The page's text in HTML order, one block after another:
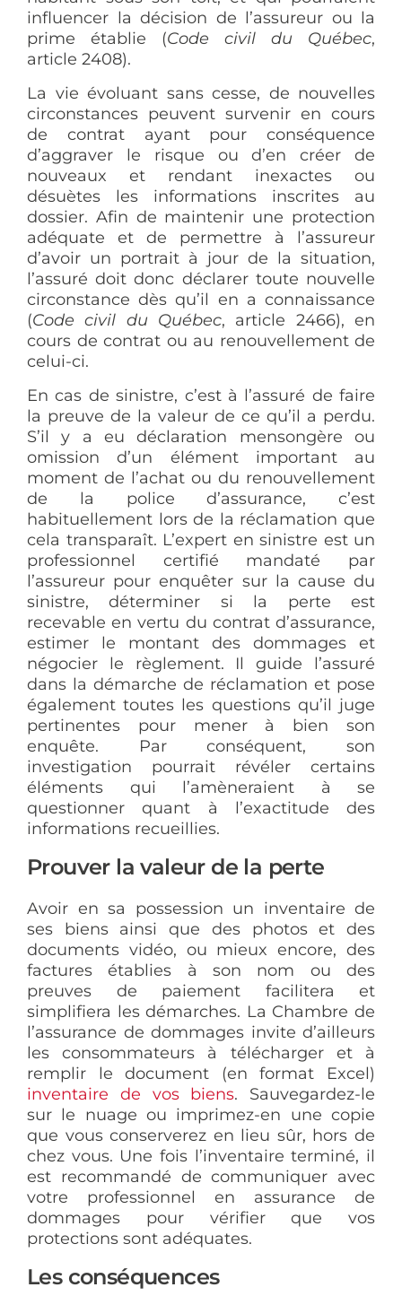
influencer la décision de l’assureur ou la
prime établie (Code civil du Québec,
article 2408).
La vie évoluant sans cesse, de nouvelles
circonstances peuvent survenir en cours
de contrat ayant pour conséquence
d’aggraver le risque ou d’en créer de
nouveaux et rendant inexactes ou
désuètes les informations inscrites au
dossier. Afin de maintenir une protection
adéquate et de permettre à l’assureur
d’avoir un portrait à jour de la situation,
l’assuré doit donc déclarer toute nouvelle
circonstance dès qu’il en a connaissance
(Code civil du Québec, article 2466), en
cours de contrat ou au renouvellement de
celui-ci.
En cas de sinistre, c’est à l’assuré de faire
la preuve de la valeur de ce qu’il a perdu.
S’il y a eu déclaration mensongère ou
omission d’un élément important au
moment de l’achat ou du renouvellement
de la police d’assurance, c’est
habituellement lors de la réclamation que
cela transparaît. L’expert en sinistre est un
professionnel certifié mandaté par
l’assureur pour enquêter sur la cause du
sinistre, déterminer si la perte est
recevable en vertu du contrat d’assurance,
estimer le montant des dommages et
négocier le règlement. Il guide l’assuré
dans la démarche de réclamation et pose
également toutes les questions qu’il juge
pertinentes pour mener à bien son
enquête. Par conséquent, son
investigation pourrait révéler certains
éléments qui l’amèneraient à se
questionner quant à l’exactitude des
informations recueillies.
Prouver la valeur de la perte
Avoir en sa possession un inventaire de
ses biens ainsi que des photos et des
documents vidéo, ou mieux encore, des
factures établies à son nom ou des
preuves de paiement facilitera et
simplifiera les démarches. La Chambre de
l’assurance de dommages invite d’ailleurs
les consommateurs à télécharger et à
remplir le document (en format Excel)
inventaire de vos biens. Sauvegardez-le
sur le nuage ou imprimez-en une copie
que vous conserverez en lieu sûr, hors de
chez vous. Une fois l’inventaire terminé, il
est recommandé de communiquer avec
votre professionnel en assurance de
dommages pour vérifier que vos
protections sont adéquates.
Les conséquences